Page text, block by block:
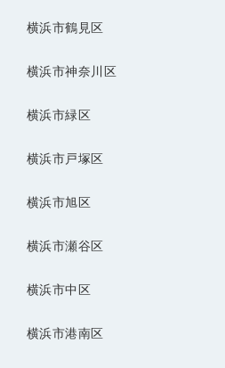
横浜市鶴見区
横浜市神奈川区
横浜市緑区
横浜市戸塚区
横浜市旭区
横浜市瀬谷区
横浜市中区
横浜市港南区